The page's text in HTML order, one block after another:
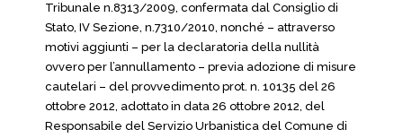
Tribunale n.8313/2009, confermata dal Consiglio di
Stato, IV Sezione, n.7310/2010, nonché – attraverso
motivi aggiunti – per la declaratoria della nullità
ovvero per l’annullamento – previa adozione di misure
cautelari – del provvedimento prot. n. 10135 del 26
ottobre 2012, adottato in data 26 ottobre 2012, del
Responsabile del Servizio Urbanistica del Comune di